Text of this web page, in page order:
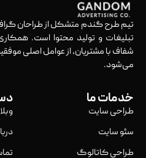
تیم طرح گندم متشکل از طراحان
تبلیغات و تولید محتوا است.
شفاف با مشتریان، از عوامل اصلی
می‌شود.
خدمات ما
طراحی سایت
سئو سایت
طراحی کاتالوگ